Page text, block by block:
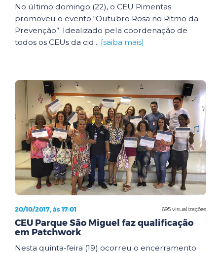
No último domingo (22), o CEU Pimentas
promoveu o evento “Outubro Rosa no Ritmo da
Prevenção”. Idealizado pela coordenação de
todos os CEUs da cid... [saiba mais]
695 visualizações
20/10/2017, às 17:01
CEU Parque São Miguel faz qualificação
em Patchwork
Nesta quinta-feira (19) ocorreu o encerramento